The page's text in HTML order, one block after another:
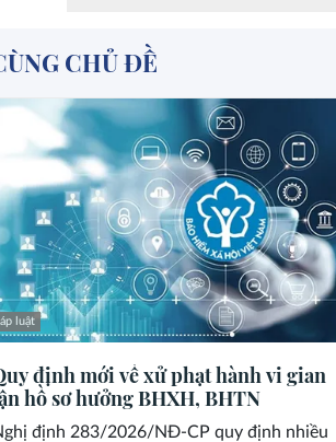
CHỦ ĐỀ
luật
định mới về xử phạt hành vi gian
hồ sơ hưởng BHXH, BHTN
định 283/2026/NĐ-CP quy định nhiều